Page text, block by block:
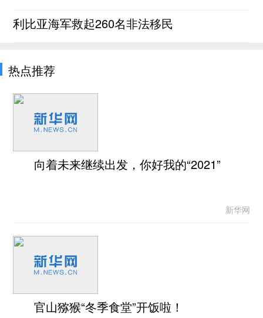
利比亚海军救起260名非法移民
热点推荐
向着未来继续出发，你好我的“2021”
新华网
官山猕猴“冬季食堂”开饭啦！